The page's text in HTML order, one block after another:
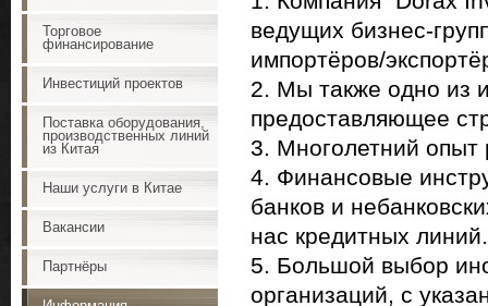
Торговое
финансирование
Инвестиций проектов
Поставка оборудования,
производственных линий
из Китая
Наши услуги в Китае
Вакансии
Партнёры
ведущих бизнес-
импортёров/
2. Мы также одно из
предоставляющее
3. Многолетний
4. Финансовые
банков и
нас кредитных линий.
5. Большой выбор
организаций, с